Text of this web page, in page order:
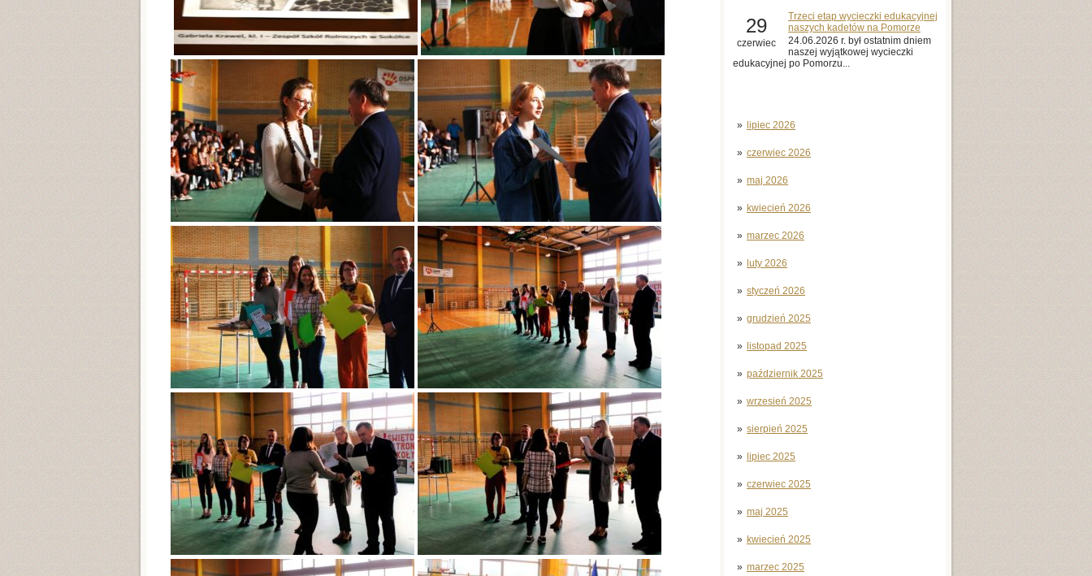
29
czerwiec
Trzeci etap wycieczki edukacyjnej
naszych kadetów na Pomorze
24.06.2026 r. był ostatnim dniem
naszej wyjątkowej wycieczki
edukacyjnej po Pomorzu...
lipiec 2026
czerwiec 2026
maj 2026
kwiecień 2026
marzec 2026
luty 2026
styczeń 2026
grudzień 2025
listopad 2025
październik 2025
wrzesień 2025
sierpień 2025
lipiec 2025
czerwiec 2025
maj 2025
kwiecień 2025
marzec 2025